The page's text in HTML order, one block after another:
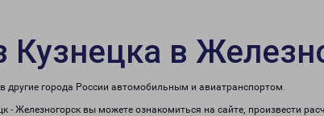
Кузнецка в
другие города России автомобильным и авиатранспортом.
Железногорск вы можете ознакомиться на сайте, произвести